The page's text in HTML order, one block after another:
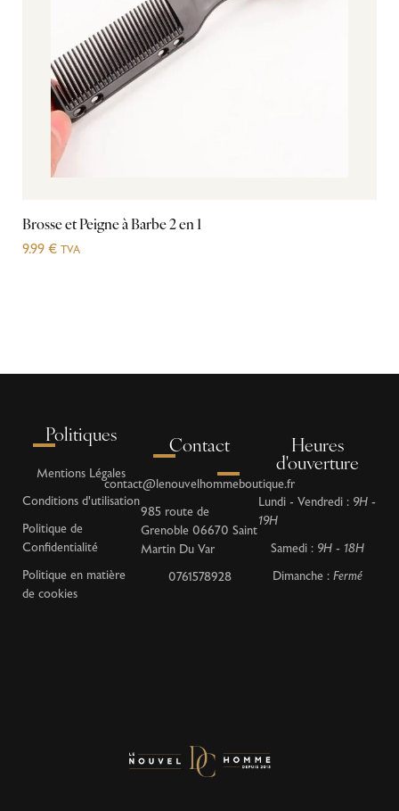
Brosse et Peigne à Barbe 2 en 1
9.99 € TVA
Politiques
Mentions Légales
Conditions d'utilisation
Politique de
Confidentialité
Politique en matière
de cookies
Contact
contact@lenouvelhommeboutique.fr
985 route de
Grenoble 06670 Saint
Martin Du Var
0761578928
Heures
d'ouverture
Lundi - Vendredi : 9H -
19H
Samedi : 9H - 18H
Dimanche :Fermé